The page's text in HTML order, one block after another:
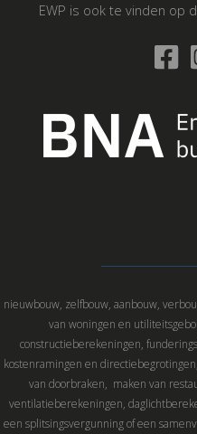
EWP is ook te vinden op
nieuwbouw, zelfbouw, aanbouw,
van woningen en
constructieberekeningen,
kostenramingen en
van doorbraken, maken van
ventilatieberekeningen,
een splitsingsvergunning of een